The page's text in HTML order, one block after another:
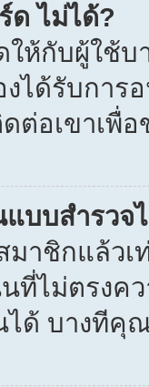
ด ไม่ได้?
ห้กับผู้ใช้บ
ได้รับการ
ต่อเขาเพื่
บบสำรวจ
าชิกแล้ว
ที่ไม่ตรงค
ด้ บางทีคุ